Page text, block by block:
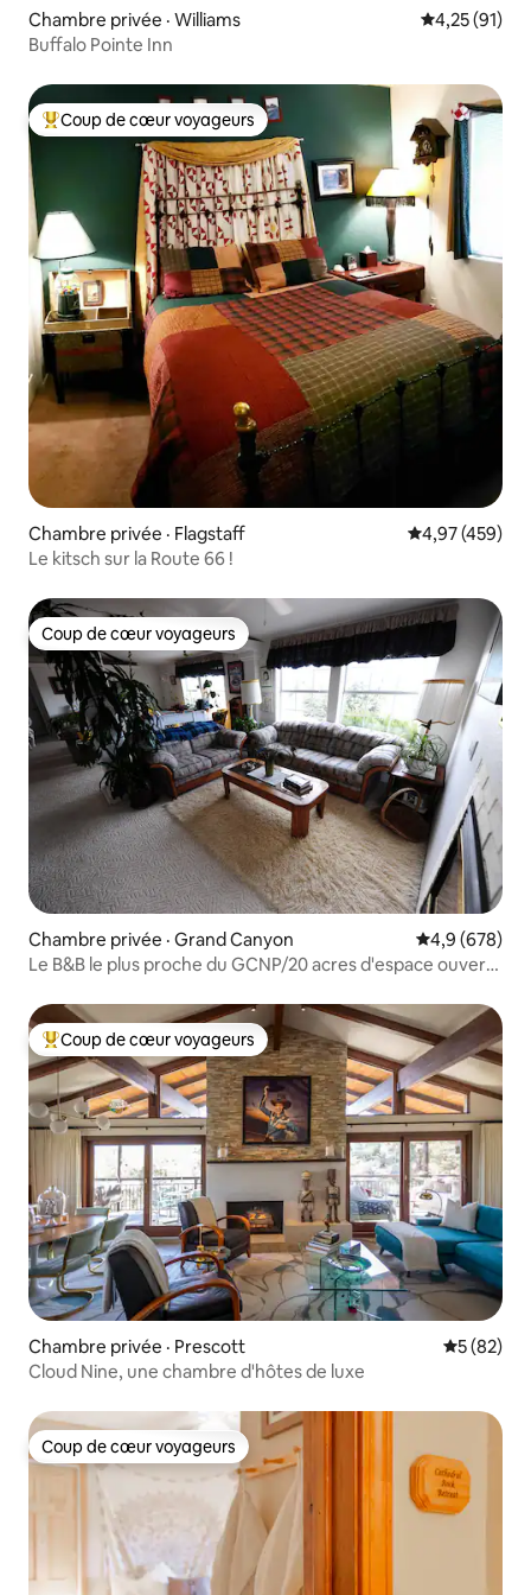
Chambre privée · Williams Note
4,25 (91)
Buffalo Pointe Inn
Coup de cœur voyageurs parmi les plus aimés
Coup de cœur voyageurs
Chambre privée · Flagstaff Note
4,97 (459)
Le kitsch sur la Route 66 !
Coup de cœur voyageurs
Coup de cœur voyageurs
Chambre privée · Grand Canyon Note
4,9 (678)
Le B&B le plus proche du GCNP/20 acres d'espace ouvert,
Coup de cœur voyageurs parmi les plus aimés
Coup de cœur voyageurs
Chambre privée · Prescott Note
5 (82)
Cloud Nine, une chambre d'hôtes de luxe
Coup de cœur voyageurs
Coup de cœur voyageurs